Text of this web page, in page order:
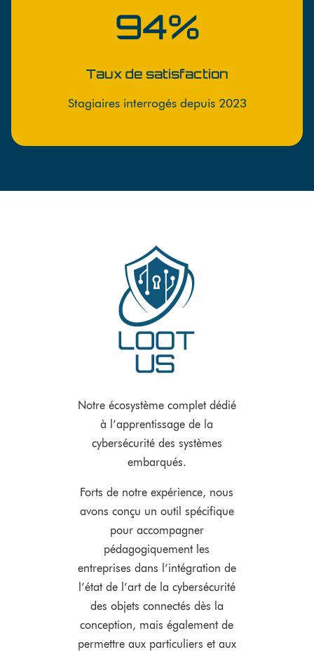
94%
Taux de satisfaction
Stagiaires interrogés depuis 2023
Notre écosystème complet dédié
à l’apprentissage de la
cybersécurité des systèmes
embarqués.
Forts de notre expérience, nous
avons conçu un outil spécifique
pour accompagner
pédagogiquement les
entreprises dans l’intégration de
l’état de l’art de la cybersécurité
des objets connectés dès la
conception, mais également de
permettre aux particuliers et aux